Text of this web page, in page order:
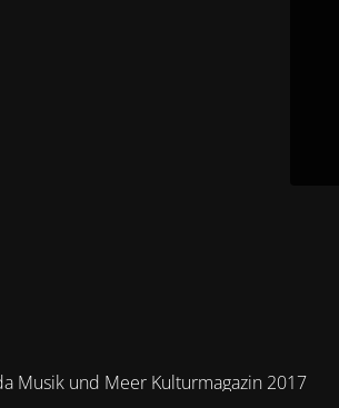
Musik und Meer Kulturmagazin 2017